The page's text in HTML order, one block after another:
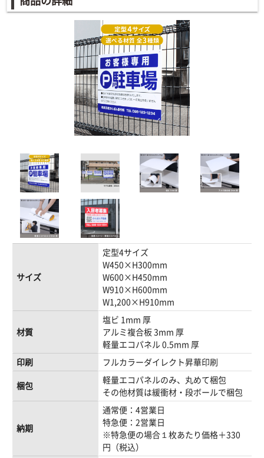
サイズ
定型4サイズ
W450×H300mm
W600×H450mm
W910×H600mm
W1,200×H910mm
材質
塩ビ 1mm 厚
アルミ複合板 3mm 厚
軽量エコパネル 0.5mm 厚
印刷
フルカラーダイレクト昇華印刷
梱包
軽量エコパネルのみ、丸めて梱包
その他材質は緩衝材・段ボールで梱包
納期
通常便：4営業日
特急便：2営業日
※特急便の場合１枚あたり価格＋330
円（税込）